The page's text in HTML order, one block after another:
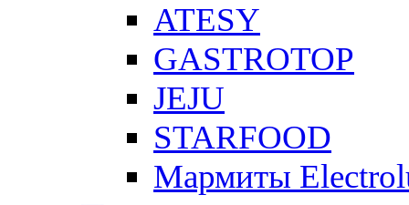
ATESY
GASTROTOP
JEJU
STARFOOD
Мармиты